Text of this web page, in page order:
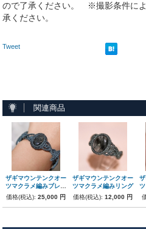
ので了承ください。 ※撮影条件に
承ください。
Tweet
関連商品
ザギマウンテンクオー
ツマクラメ編みブレス
レット
価格(税込):25,000 円
ザギマウンテンクオー
ツマクラメ編みリング
価格(税込):12,000 円